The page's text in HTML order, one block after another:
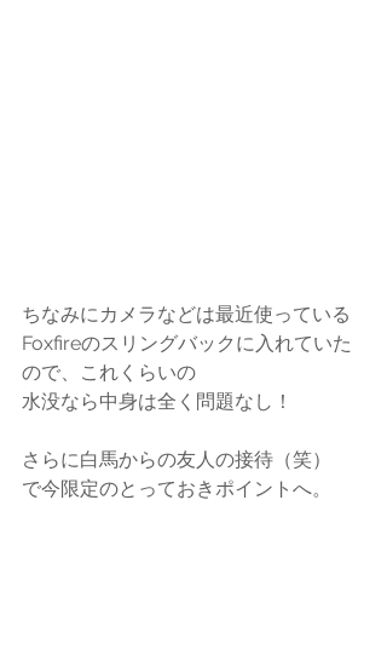
ちなみにカメラなどは最近使っている
Foxfireのスリングバックに入れていた
ので、これくらいの
水没なら中身は全く問題なし！
さらに白馬からの友人の接待（笑）
で今限定のとっておきポイントへ。